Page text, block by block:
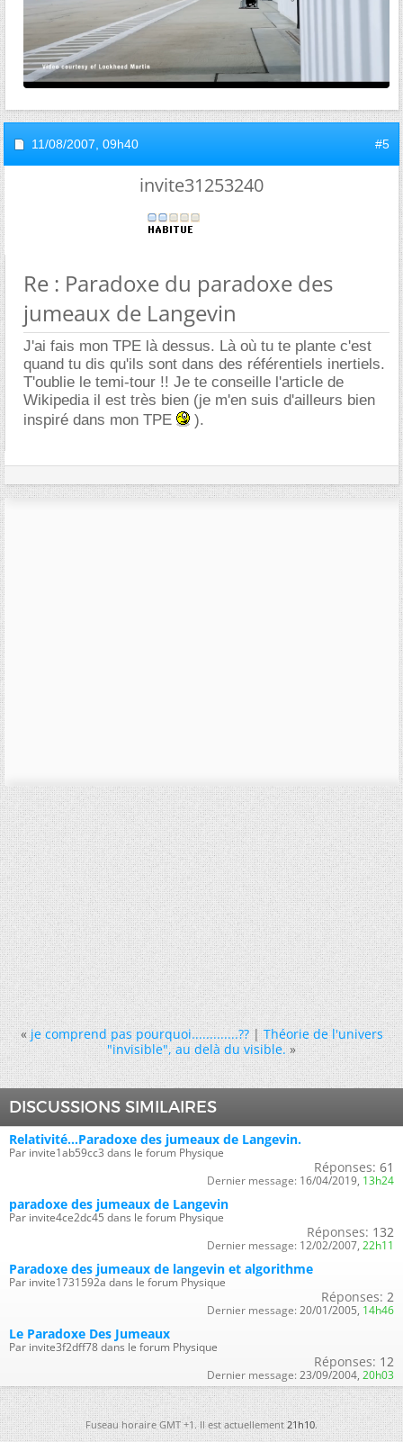
11/08/2007, 09h40 #5
invite31253240
Re : Paradoxe du paradoxe des
jumeaux de Langevin
J'ai fais mon TPE là dessus. Là où tu te plante c'est
quand tu dis qu'ils sont dans des référentiels inertiels.
T'oublie le temi-tour !! Je te conseille l'article de
Wikipedia il est très bien (je m'en suis d'ailleurs bien
inspiré dans mon TPE
).
« je comprend pas pourquoi.............??|Théorie de l'univers
"invisible", au delà du visible. »
DISCUSSIONS SIMILAIRES
Relativité...Paradoxe des jumeaux de Langevin.
Par invite1ab59cc3 dans le forum Physique
Réponses: 61
Dernier message: 16/04/2019, 13h24
paradoxe des jumeaux de Langevin
Par invite4ce2dc45 dans le forum Physique
Réponses: 132
Dernier message: 12/02/2007, 22h11
Paradoxe des jumeaux de langevin et algorithme
Par invite1731592a dans le forum Physique
Réponses: 2
Dernier message: 20/01/2005, 14h46
Le Paradoxe Des Jumeaux
Par invite3f2dff78 dans le forum Physique
Réponses: 12
Dernier message: 23/09/2004, 20h03
Fuseau horaire GMT +1. Il est actuellement21h10.